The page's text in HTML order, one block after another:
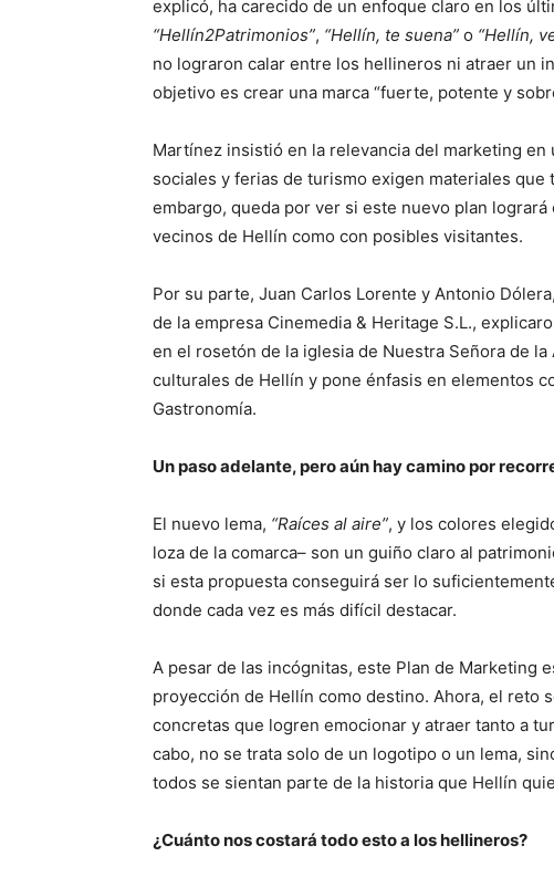
explicó, ha carecido de un enfoque claro en los
“Hellín2Patrimonios”, “Hellín, te suena” o “Hellín,
no lograron calar entre los hellineros ni atraer un
objetivo es crear una marca “fuerte, potente y
Martínez insistió en la relevancia del marketing
sociales y ferias de turismo exigen materiales
embargo, queda por ver si este nuevo plan
vecinos de Hellín como con posibles visitantes.
Por su parte, Juan Carlos Lorente y Antonio
de la empresa Cinemedia & Heritage S.L.,
en el rosetón de la iglesia de Nuestra Señora de
culturales de Hellín y pone énfasis en elementos
Gastronomía.
Un paso adelante, pero aún hay camino por
El nuevo lema, “Raíces al aire”, y los colores
loza de la comarca– son un guiño claro al
si esta propuesta conseguirá ser lo
donde cada vez es más difícil destacar.
A pesar de las incógnitas, este Plan de Marketing
proyección de Hellín como destino. Ahora, el reto
concretas que logren emocionar y atraer tanto a
cabo, no se trata solo de un logotipo o un lema,
todos se sientan parte de la historia que Hellín
¿Cuánto nos costará todo esto a los hellineros?